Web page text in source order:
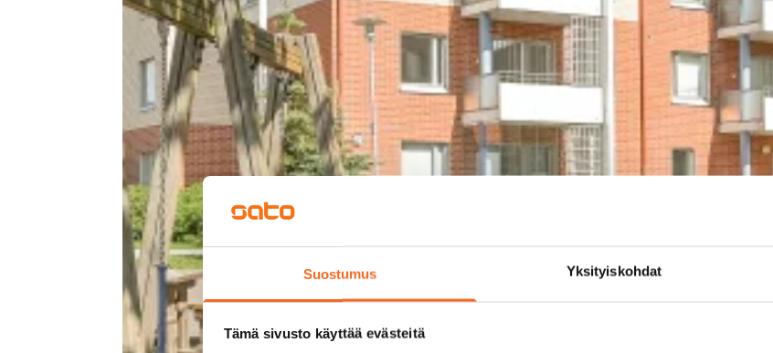
Suostumus Yksityiskohdat
Tämä sivusto käyttää evästeitä